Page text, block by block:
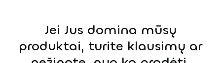
Jei Jus domina mūsų
produktai, turite klausimų ar